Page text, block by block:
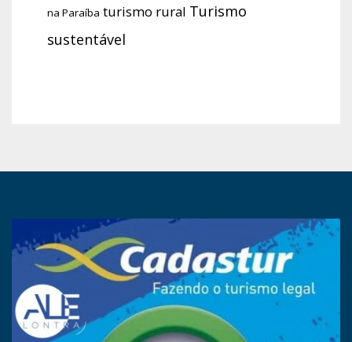
na Paraíba turismo rural Turismo
sustentável